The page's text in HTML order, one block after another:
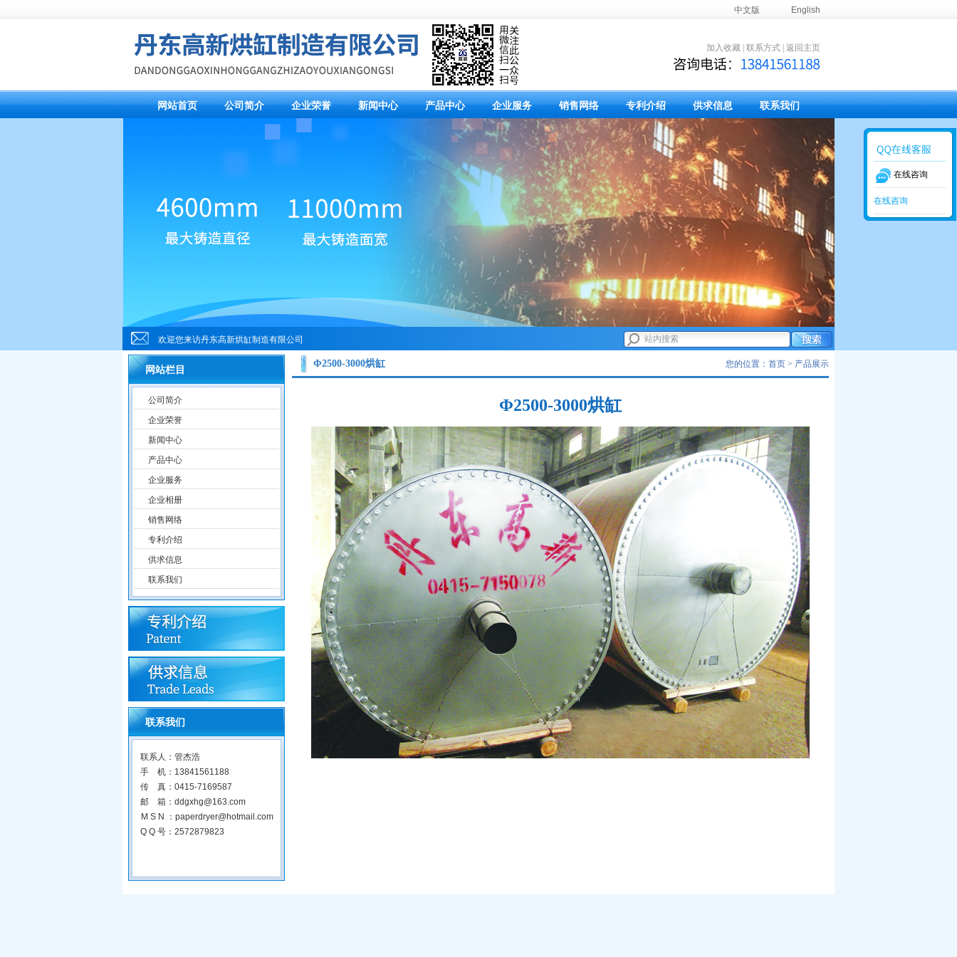
中文版 English
加入收藏 联系方式 返回主页
网站首页 公司简介 企业荣誉 新闻中心 产品中心 企业服务 销售网络 专利介绍 供求信息 联系我们
欢迎您来访丹东高新烘缸制造有限公司
网站栏目
公司简介
企业荣誉
新闻中心
产品中心
企业服务
企业相册
销售网络
专利介绍
供求信息
联系我们
联系我们
联系人：管杰浩
手 机：13841561188
传 真：0415-7169587
邮 箱：ddgxhg@163.com
M S N ：paperdryer@hotmail.com
Q Q 号：2572879823
Φ2500-3000烘缸 您的位置：首页 > 产品展示
Φ2500-3000烘缸
在线咨询
在线咨询